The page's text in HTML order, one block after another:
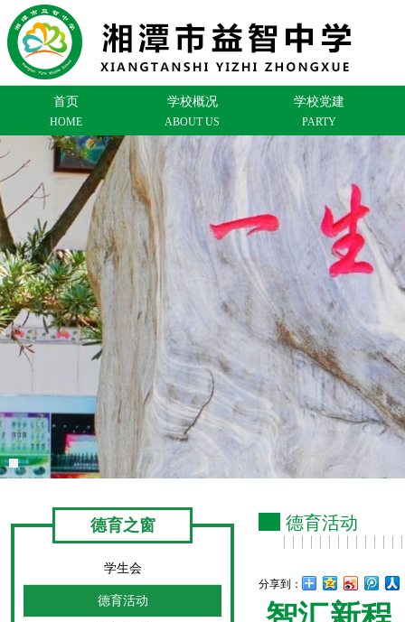
首页
HOME
学校概况
ABOUT US
学校党建
PARTY
德育活动
分享到：
德育之窗
学生会
德育活动